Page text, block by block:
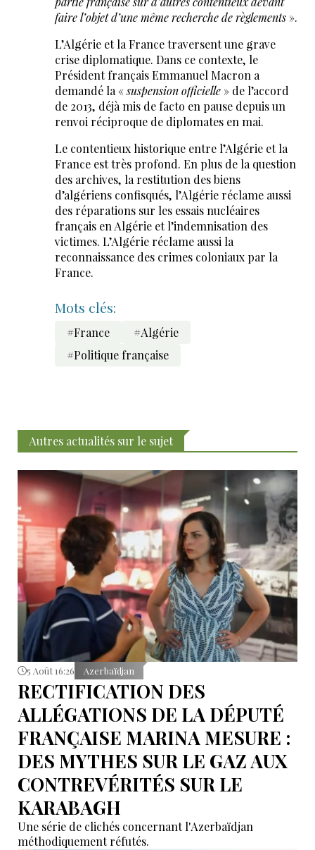
faire l’objet d’une même recherche de règlements».
L’Algérie et la France traversent une grave
crise diplomatique. Dans ce contexte, le
Président français Emmanuel Macron a
demandé la «suspension officielle » de l’accord
de 2013, déjà mis de facto en pause depuis un
renvoi réciproque de diplomates en mai.
Le contentieux historique entre l’Algérie et la
France est très profond. En plus de la question
des archives, la restitution des biens
d’algériens confisqués, l’Algérie réclame aussi
des réparations sur les essais nucléaires
français en Algérie et l’indemnisation des
victimes. L’Algérie réclame aussi la
reconnaissance des crimes coloniaux par la
France.
Mots clés:
#France
#Algérie
#Politique française
Autres actualités sur le sujet
5 Août 16:26 Azerbaïdjan
RECTIFICATION DES
ALLÉGATIONS DE LA DÉPUTÉ
FRANÇAISE MARINA MESURE :
DES MYTHES SUR LE GAZ AUX
CONTREVÉRITÉS SUR LE
KARABAGH
Une série de clichés concernant l'Azerbaïdjan
méthodiquement réfutés.